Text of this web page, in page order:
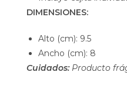
DIMENSIONES:
Alto (cm): 9.5
Ancho (cm): 8
Cuidados: Producto